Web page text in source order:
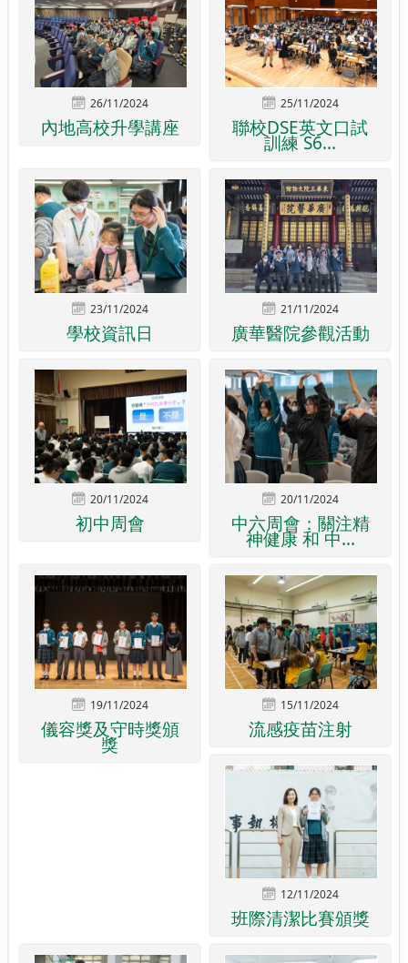
26/11/2024
內地高校升學講座
25/11/2024
聯校DSE英文口試
訓練 S6...
23/11/2024
學校資訊日
21/11/2024
廣華醫院參觀活動
20/11/2024
初中周會
20/11/2024
中六周會：關注精
神健康 和 中...
19/11/2024
儀容獎及守時獎頒
獎
15/11/2024
流感疫苗注射
12/11/2024
班際清潔比賽頒獎